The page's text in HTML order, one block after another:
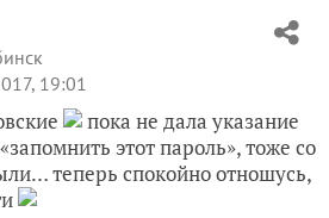
19:01
пока не дала указание
этот пароль», тоже со
теперь спокойно отношусь,